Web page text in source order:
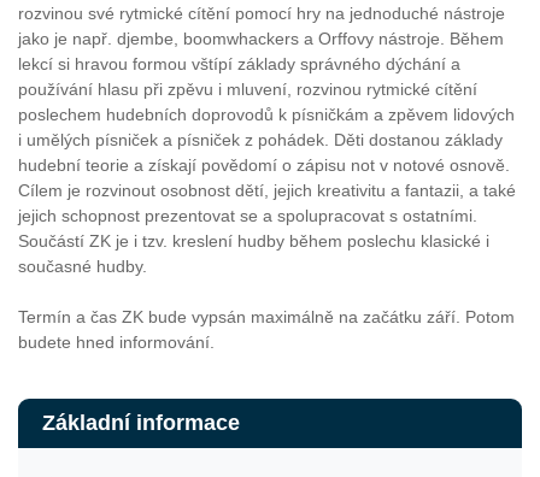
rozvinou své rytmické cítění pomocí hry na jednoduché nástroje
jako je např. djembe, boomwhackers a Orffovy nástroje. Během
lekcí si hravou formou vštípí základy správného dýchání a
používání hlasu při zpěvu i mluvení, rozvinou rytmické cítění
poslechem hudebních doprovodů k písničkám a zpěvem lidových
i umělých písniček a písniček z pohádek. Děti dostanou základy
hudební teorie a získají povědomí o zápisu not v notové osnově.
Cílem je rozvinout osobnost dětí, jejich kreativitu a fantazii, a také
jejich schopnost prezentovat se a spolupracovat s ostatními.
Součástí ZK je i tzv. kreslení hudby během poslechu klasické i
současné hudby.
Termín a čas ZK bude vypsán maximálně na začátku září. Potom
budete hned informování.
Základní informace